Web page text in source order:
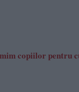
copiilor pentru